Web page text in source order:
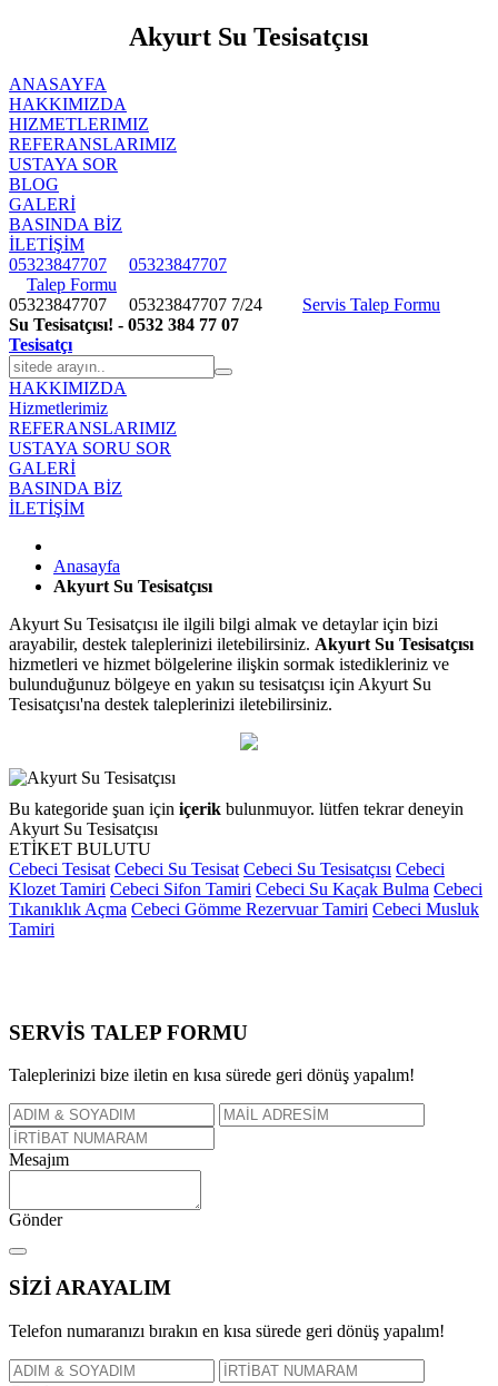
Akyurt Su Tesisatçısı
ANASAYFA
HAKKIMIZDA
HIZMETLERIMIZ
REFERANSLARIMIZ
USTAYA SOR
BLOG
GALERİ
BASINDA BİZ
İLETİŞİM
05323847707
05323847707
Talep Formu
05323847707 05323847707 7/24
Servis Talep Formu
Su Tesisatçısı! - 0532 384 77 07
Tesisatçı
HAKKIMIZDA
Hizmetlerimiz
REFERANSLARIMIZ
USTAYA SORU SOR
GALERİ
BASINDA BİZ
İLETİŞİM
Anasayfa
Akyurt Su Tesisatçısı
Akyurt Su Tesisatçısı ile ilgili bilgi almak ve detaylar için bizi
arayabilir, destek taleplerinizi iletebilirsiniz. Akyurt Su Tesisatçısı
hizmetleri ve hizmet bölgelerine ilişkin sormak istedikleriniz ve
bulunduğunuz bölgeye en yakın su tesisatçısı için Akyurt Su
Tesisatçısı'na destek taleplerinizi iletebilirsiniz.
Bu kategoride şuan için içerik bulunmuyor. lütfen tekrar deneyin
Akyurt Su Tesisatçısı
ETİKET BULUTU
Cebeci Tesisat Cebeci Su Tesisat Cebeci Su Tesisatçısı Cebeci
Klozet Tamiri Cebeci Sifon Tamiri Cebeci Su Kaçak Bulma Cebeci
Tıkanıklık Açma Cebeci Gömme Rezervuar Tamiri Cebeci Musluk
Tamiri
SERVİS TALEP FORMU
Taleplerinizi bize iletin en kısa sürede geri dönüş yapalım!
Mesajım
Gönder
SİZİ ARAYALIM
Telefon numaranızı bırakın en kısa sürede geri dönüş yapalım!